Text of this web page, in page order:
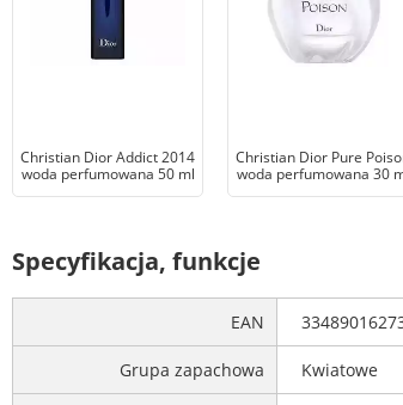
Christian Dior Addict 2014
woda perfumowana 50 ml
Christian Dior Pure
woda perfumowana 30
Specyfikacja, funkcje
EAN
Grupa zapachowa Kwiatowe